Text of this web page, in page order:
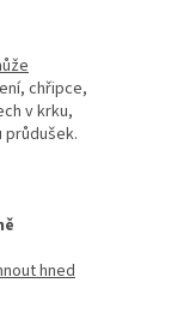
chřipce,
v krku,
průdušek.
hned